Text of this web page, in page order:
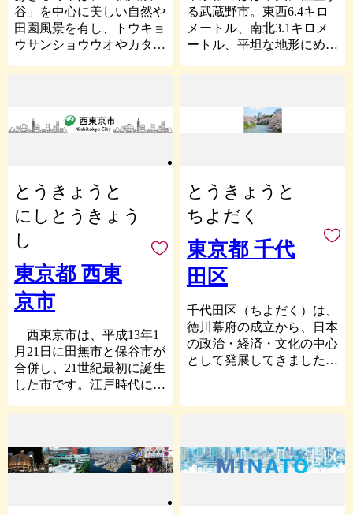
地全体で府中の自然、地
形、風土の特徴を表現し、
ふるさと府中の自然と歴史
ちに大人気です。
かな都立府中の森公園の中
にあり、身近に美術と出会
うことができる多摩地域随
一の総合美術館です。
全国でも唯一、ジャパンラ
グビートップリーグの東芝
ブレイブルーパスとサント
ムが市内を活動拠点として
います。
【ボートレース平和島】
ボートレース平和島は大田
区にありますが、府中市が
日本有数の競艇場で、多く
のお客さんで賑わいます。
最大規模の変貌を遂げつつ
あります。平成24年8月に
実現した京王線の地下化
と、これに連動する調布・
ど、21世紀のまちの骨格づ
くりが着実に前進しており
西側には、2020年東京オリ
ンピック・パラリンピック
競技大会会場となった、東
京都の武蔵野の森総合スポ
ーツ施設が建設されまし
た。
ぬくもりのある風土や、う
るおいのある自然環境を大
切にしながら、より一層、
魅力あふれる豊かなまちを
には、市の魅力を感じてい
ただければ幸いです。
も兼ねて返礼品をお送りい
たします。
ていただきます。
・寄附につきましては、年
ヶ月程度かかることがあり
ます。
・返礼品の写真はイメージ
です。
谷」を中心に美しい自然や
田園風景を有し、トウキョ
ウサンショウウオやカタク
と文化をまちの誇りに、
と」として、癒しの場を提
供できるよう取り組んでま
いりますので、皆様の温か
いご支援をお願いいたしま
す。
る武蔵野市。東西6.4キロ
メートル、南北3.1キロメ
ートル、平坦な地形にめぐ
スタートしました。
組んできました。高い市民
意識に基づいて策定された
長期計画(10年から12年周
期)とこれを見直す調整計
画は、豊かな財政力に支え
られて着実に実行され、緑
豊かな住宅都市と教育・福
祉・健康・文化・スポー
ツ・情報などの生活型の産
業が高度に集積して、調和
した「生活核都市」として
ています。
新宿から約12キロメート
ル、電車で約20分の至近に
とうきょうと
にしとうきょう
し
東京都 西東
京市
西東京市は、平成13年1
月21日に田無市と保谷市が
合併し、21世紀最初に誕生
した市です。江戸時代に青
同じく江戸時代に武蔵野の
新田開発、後に東京近郊農
とうきょうと
ちよだく
東京都 千代
田区
千代田区（ちよだく）は、
徳川幕府の成立から、日本
の政治・経済・文化の中心
として発展してきました。
事堂）、行政（首相官邸や
関、世界的なビジネス街と
して発展する丸の内・大手